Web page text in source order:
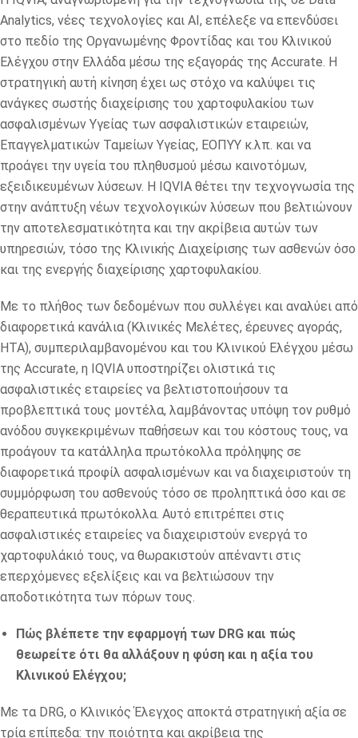
Analytics, νέες τεχνολογίες και AI, επέλεξε να επενδύσει
στο πεδίο της Οργανωμένης Φροντίδας και του Κλινικού
Ελέγχου στην Ελλάδα μέσω της εξαγοράς της Accurate. Η
στρατηγική αυτή κίνηση έχει ως στόχο να καλύψει τις
ανάγκες σωστής διαχείρισης του χαρτοφυλακίου των
ασφαλισμένων Υγείας των ασφαλιστικών εταιρειών,
Επαγγελματικών Ταμείων Υγείας, ΕΟΠΥΥ κ.λπ. και να
προάγει την υγεία του πληθυσμού μέσω καινοτόμων,
εξειδικευμένων λύσεων. Η IQVIA θέτει την τεχνογνωσία της
στην ανάπτυξη νέων τεχνολογικών λύσεων που βελτιώνουν
την αποτελεσματικότητα και την ακρίβεια αυτών των
υπηρεσιών, τόσο της Κλινικής Διαχείρισης των ασθενών όσο
και της ενεργής διαχείρισης χαρτοφυλακίου.
Με το πλήθος των δεδομένων που συλλέγει και αναλύει από
διαφορετικά κανάλια (Κλινικές Μελέτες, έρευνες αγοράς,
HTA), συμπεριλαμβανομένου και του Κλινικού Ελέγχου μέσω
της Accurate, η IQVIA υποστηρίζει ολιστικά τις
ασφαλιστικές εταιρείες να βελτιστοποιήσουν τα
προβλεπτικά τους μοντέλα, λαμβάνοντας υπόψη τον ρυθμό
ανόδου συγκεκριμένων παθήσεων και του κόστους τους, να
προάγουν τα κατάλληλα πρωτόκολλα πρόληψης σε
διαφορετικά προφίλ ασφαλισμένων και να διαχειριστούν τη
συμμόρφωση του ασθενούς τόσο σε προληπτικά όσο και σε
θεραπευτικά πρωτόκολλα. Αυτό επιτρέπει στις
ασφαλιστικές εταιρείες να διαχειριστούν ενεργά το
χαρτοφυλάκιό τους, να θωρακιστούν απέναντι στις
επερχόμενες εξελίξεις και να βελτιώσουν την
αποδοτικότητα των πόρων τους.
Πώς βλέπετε την εφαρμογή των DRG και πώς
θεωρείτε ότι θα αλλάξουν η φύση και η αξία του
Κλινικού Ελέγχου;
Με τα DRG, ο Κλινικός Έλεγχος αποκτά στρατηγική αξία σε
τρία επίπεδα: την ποιότητα και ακρίβεια της